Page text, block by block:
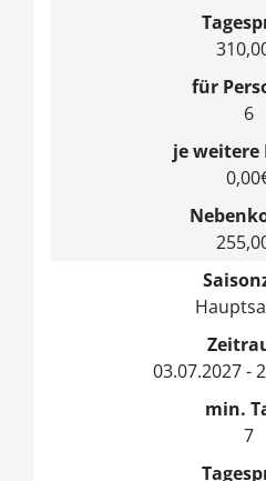
für
6
je weitere
03.07.2027 -
min.
7